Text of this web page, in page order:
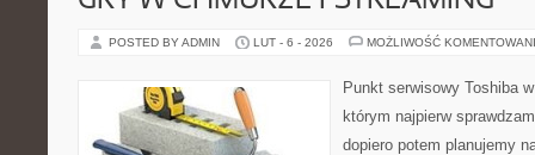
POSTED BY ADMIN LUT - 6 - 2026 MOŻLIWOŚĆ
Punkt serwisowy Toshiba
którym najpierw
dopiero potem planujemy